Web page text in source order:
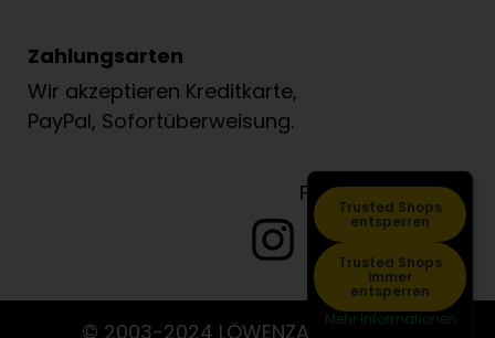
Zahlungsarten
Wir akzeptieren Kreditkarte,
PayPal, Sofortüberweisung.
Folge Löwenzahn
© 2003-2024 LÖWENZAHN VERLAG
Trusted Shops
entsperren
Trusted Shops
immer
entsperren
Mehr Informationen